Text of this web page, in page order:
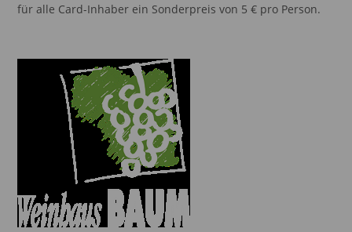
für alle Card-Inhaber ein Sonderpreis von 5 € pro Person.